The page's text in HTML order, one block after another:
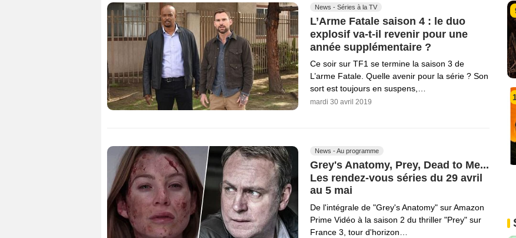
News - Séries à la TV
L’Arme Fatale saison 4 : le duo
explosif va-t-il revenir pour une
année supplémentaire ?
Ce soir sur TF1 se termine la saison 3 de
L’arme Fatale. Quelle avenir pour la série ? Son
sort est toujours en suspens,…
mardi 30 avril 2019
News - Au programme
Grey's Anatomy, Prey, Dead to Me...
Les rendez-vous séries du 29 avril
au 5 mai
De l'intégrale de "Grey's Anatomy" sur Amazon
Prime Vidéo à la saison 2 du thriller "Prey" sur
France 3, tour d'horizon…